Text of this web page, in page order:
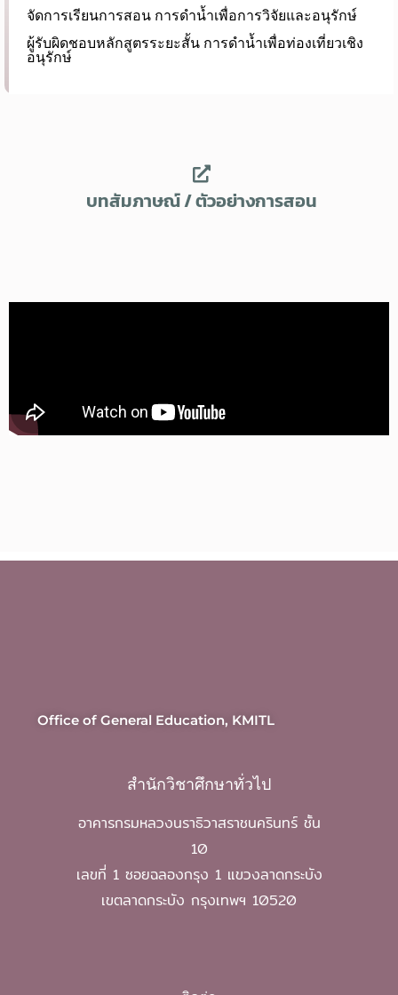
จัดการเรียนการสอน การดำน้ำเพื่อการวิจัยและอนุรักษ์
ผู้รับผิดชอบหลักสูตรระยะสั้น การดำน้ำเพื่อท่องเที่ยวเชิง
อนุรักษ์
บทสัมภาษณ์ / ตัวอย่างการสอน
Office of General Education, KMITL
สำนักวิชาศึกษาทั่วไป
อาคารกรมหลวงนราธิวาสราชนครินทร์ ชั้น
10
เลขที่ 1 ซอยฉลองกรุง 1 แขวงลาดกระบัง
เขตลาดกระบัง กรุงเทพฯ 10520